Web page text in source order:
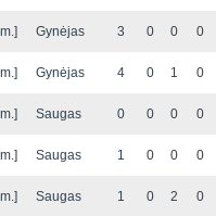
Gynėjas 3 0 0 0
Gynėjas 4 0 1 0
Saugas 0 0 0 0
Saugas 1 0 0 0
Saugas 1 0 2 0